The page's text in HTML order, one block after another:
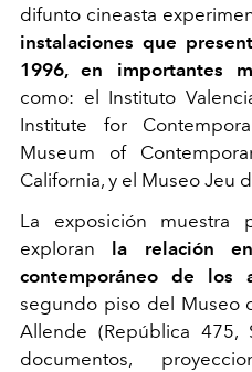
difunto cineasta
instalaciones que
1996, en importantes
como: el Instituto
Institute for
Museum of
California, y el Museo Jeu
La exposición muestra
exploran
la relación
contemporáneo de los
segundo piso del Museo
Allende (República 475,
documentos,